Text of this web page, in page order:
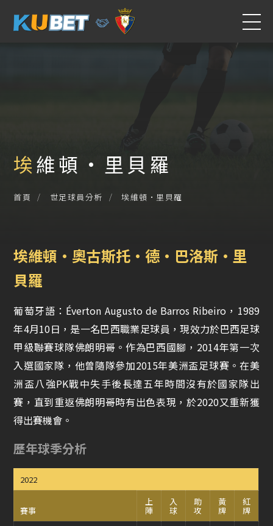
埃維頓·里貝羅
首頁 世足球員分析 埃維頓·里貝羅
埃維頓·奧古斯托·德·巴洛斯·里
貝羅
葡萄牙語：Éverton Augusto de Barros Ribeiro，1989
年4月10日，是一名巴西職業足球員，現效力於巴西足球
甲級聯賽球隊佛朗明哥。作為巴西國腳，2014年第一次
入選國家隊，他曾隨隊參加2015年美洲盃足球賽。在美
洲盃八強PK戰中失手後長達五年時間沒有於國家隊出
賽，直到重返佛朗明哥時有出色表現，於2020又重新獲
得出賽機會。
歷年球季分析
2022
賽事
上
陣
入
球
助
攻
黃
牌
紅
牌